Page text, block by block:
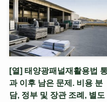
[열] 태양광패널재활용법
과 이후 남은 문제. 비용 분
담, 정부 및 장관 조례, 별도